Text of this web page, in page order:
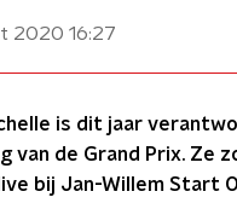
2020 16:27
is dit jaar
van de Grand Prix. Ze
bij Jan-Willem Start